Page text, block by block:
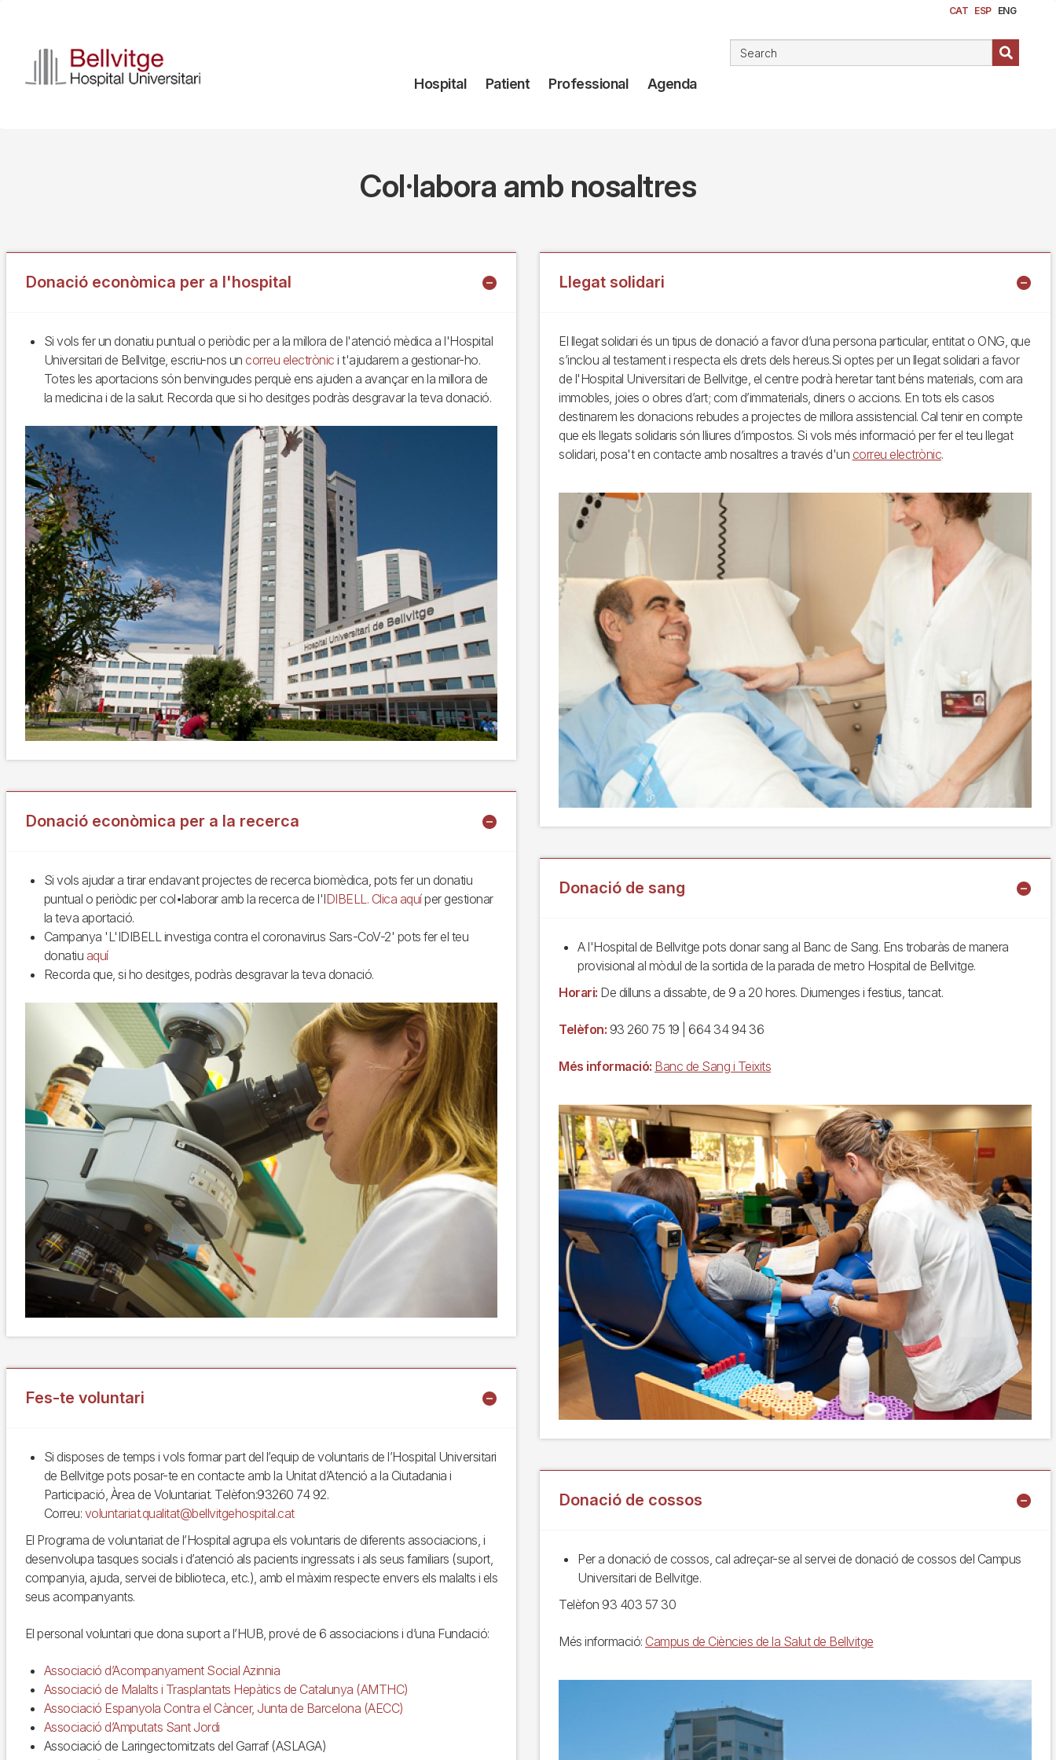
content
CAT ESP ENG
Navegación
Hospital Patient Professional Agenda
Col·labora amb nosaltres
Donació econòmica per a l'hospital
Si vols fer un donatiu puntual o periòdic per a la millora de l'atenció mèdica a l'Hospital
Universitari de Bellvitge, escriu-nos un correu electrònic i t'ajudarem a gestionar-ho.
Totes les aportacions són benvingudes perquè ens ajuden a avançar en la millora de
la medicina i de la salut. Recorda que si ho desitges podràs desgravar la teva donació.
Donació econòmica per a la recerca
Si vols ajudar a tirar endavant projectes de recerca biomèdica, pots fer un donatiu
puntual o periòdic per col•laborar amb la recerca de l'IDIBELL. Clica aquíper gestionar
la teva aportació.
Campanya 'L'IDIBELL investiga contra el coronavirus Sars-CoV-2' pots fer el teu
donatiu aquí
Recorda que, si ho desitges, podràs desgravar la teva donació.
Fes-te voluntari
Si disposes de temps i vols formar part del l’equip de voluntaris de l’Hospital Universitari
de Bellvitge pots posar-te en contacte amb la Unitat d’Atenció a la Ciutadania i
Participació, Àrea de Voluntariat. Telèfon:93260 74 92.
Correu: voluntariat.qualitat@bellvitgehospital.cat
El Programa de voluntariat de l’Hospital agrupa els voluntaris de diferents associacions, i
desenvolupa tasques socials i d’atenció als pacients ingressats i als seus familiars (suport,
companyia, ajuda, servei de biblioteca, etc.), amb el màxim respecte envers els malalts i els
seus acompanyants.
El personal voluntari que dona suport a l’HUB, prové de 6 associacions i d’una Fundació:
Associació d’Acompanyament Social Azinnia
Associació de Malalts i Trasplantats Hepàtics de Catalunya (AMTHC)
Associació Espanyola Contra el Càncer, Junta de Barcelona (AECC)
Associació d’Amputats Sant Jordi
Associació de Laringectomitzats del Garraf (ASLAGA)
Llegat solidari
El llegat solidari és un tipus de donació a favor d’una persona particular, entitat o ONG, que
s’inclou al testament i respecta els drets dels hereus.Si optes per un llegat solidari a favor
de l'Hospital Universitari de Bellvitge, el centre podrà heretar tant béns materials, com ara
immobles, joies o obres d’art; com d’immaterials, diners o accions. En tots els casos
destinarem les donacions rebudes a projectes de millora assistencial. Cal tenir en compte
que els llegats solidaris són lliures d’impostos. Si vols més informació per fer el teu llegat
solidari, posa't en contacte amb nosaltres a través d'un correu electrònic.
Donació de sang
A l'Hospital de Bellvitge pots donar sang al Banc de Sang. Ens trobaràs de manera
provisional al mòdul de la sortida de la parada de metro Hospital de Bellvitge.
Horari: De dilluns a dissabte, de 9 a 20 hores. Diumenges i festius, tancat.
Telèfon: 93 260 75 19 | 664 34 94 36
Més informació: Banc de Sang i Teixits
Donació de cossos
Per a donació de cossos, cal adreçar-se al servei de donació de cossos del Campus
Universitari de Bellvitge.
Telèfon 93 403 57 30
Més informació: Campus de Ciències de la Salut de Bellvitge